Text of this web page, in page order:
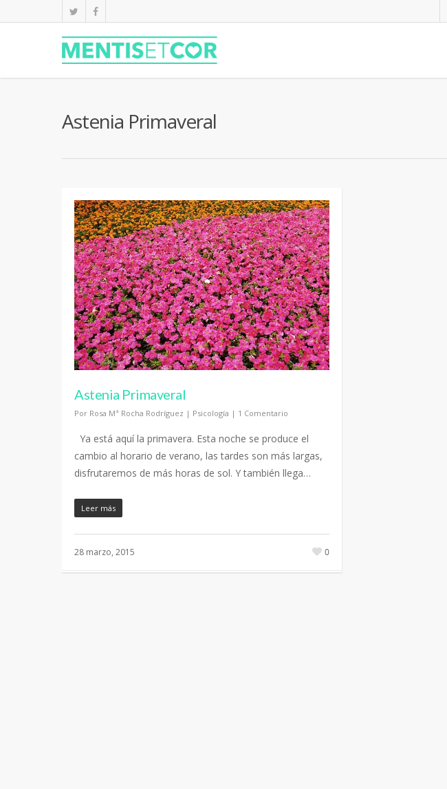
Astenia Primaveral
Astenia Primaveral
Por Rosa Mª Rocha Rodríguez | Psicología | 1 Comentario
Ya está aquí la primavera. Esta noche se produce el
cambio al horario de verano, las tardes son más largas,
disfrutaremos de más horas de sol. Y también llega…
Leer más
28 marzo, 2015 0